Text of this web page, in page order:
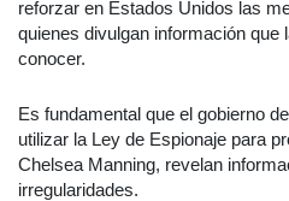
reforzar en Estados Unidos las
quienes divulgan información que
conocer.
Es fundamental que el gobierno
utilizar la Ley de Espionaje para
Chelsea Manning, revelan
irregularidades.